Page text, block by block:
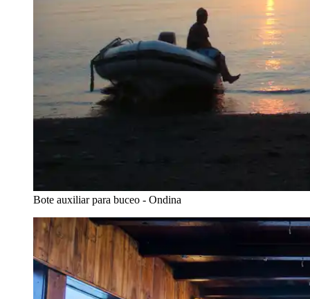
Bote auxiliar para buceo - Ondina